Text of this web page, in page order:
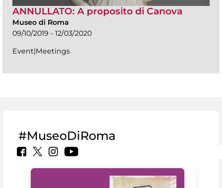
ANNULLATO: A proposito di Canova
Museo di Roma
09/10/2019 - 12/03/2020
Event|Meetings
#MuseoDiRoma